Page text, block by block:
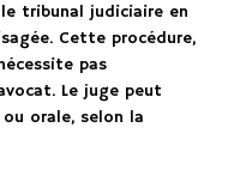
tribunal judiciaire en
Cette procédure,
pas
Le juge peut
orale, selon la